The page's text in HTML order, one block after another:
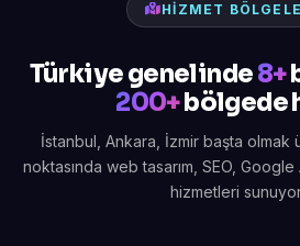
HIZMET
Türkiye genelinde8+
200+bölgede
İstanbul, Ankara, İzmir başta
noktasında web tasarım, SEO,
hizmetleri